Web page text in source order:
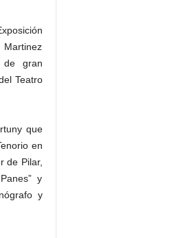
de gran
Teatro
que
en
de Pilar,
y
y